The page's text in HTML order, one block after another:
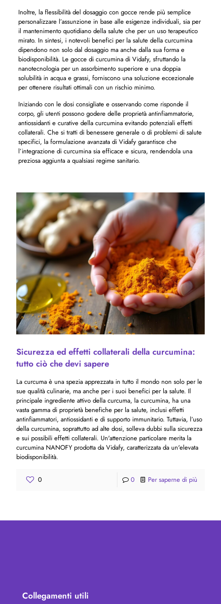
Inoltre, la flessibilità del dosaggio con gocce rende più semplice
personalizzare l’assunzione in base alle esigenze individuali, sia per
il mantenimento quotidiano della salute che per un uso terapeutico
mirato. In sintesi, i notevoli benefici per la salute della curcumina
dipendono non solo dal dosaggio ma anche dalla sua forma e
biodisponibilità. Le gocce di curcumina di Vidafy, sfruttando la
nanotecnologia per un assorbimento superiore e una doppia
solubilità in acqua e grassi, forniscono una soluzione eccezionale
per ottenere risultati ottimali con un rischio minimo.
Iniziando con le dosi consigliate e osservando come risponde il
corpo, gli utenti possono godere delle proprietà antinfiammatorie,
antiossidanti e curative della curcumina evitando potenziali effetti
collaterali. Che si tratti di benessere generale o di problemi di salute
specifici, la formulazione avanzata di Vidafy garantisce che
l’integrazione di curcumina sia efficace e sicura, rendendola una
preziosa aggiunta a qualsiasi regime sanitario.
Sicurezza ed effetti collaterali della curcumina:
tutto ciò che devi sapere
La curcuma è una spezia apprezzata in tutto il mondo non solo per le
sue qualità culinarie, ma anche per i suoi benefici per la salute. Il
principale ingrediente attivo della curcuma, la curcumina, ha una
vasta gamma di proprietà benefiche per la salute, inclusi effetti
antinfiammatori, antiossidanti e di supporto immunitario. Tuttavia, l’uso
della curcumina, soprattutto ad alte dosi, solleva dubbi sulla sicurezza
e sui possibili effetti collaterali. Un'attenzione particolare merita la
curcumina NANOFY prodotta da Vidafy, caratterizzata da un'elevata
biodisponibilità.
0 0 Per saperne di più
Collegamenti utili